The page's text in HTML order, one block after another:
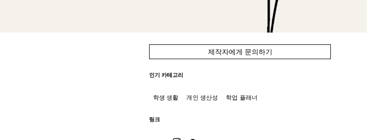
제작자에게 문의하기
인기 카테고리
학생 생활 개인 생산성 학업 플래너
링크